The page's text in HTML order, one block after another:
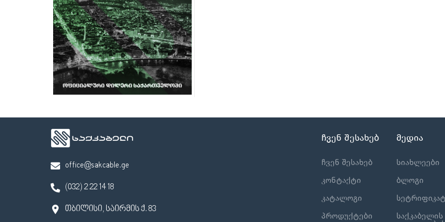
office@sakcable.ge
(032) 2 22 14 18
თბილისი, საირმის ქ. 83
ჩვენ შესახებ
ჩვენ შესახებ
კონტაქტი
კატალოგი
პროდუქტები
მედია
სიახლეები
ბლოგი
საქკაბელის